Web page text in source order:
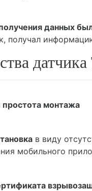
данных
получал
простота монтажа
в виду
мобильного